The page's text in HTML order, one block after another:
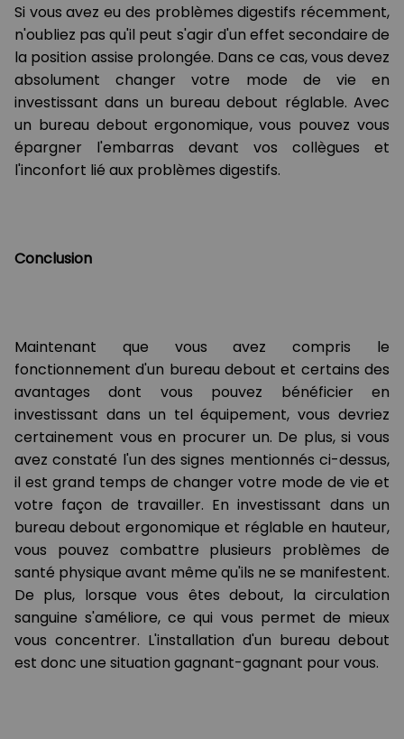
Si vous avez eu des problèmes digestifs récemment,
n'oubliez pas qu'il peut s'agir d'un effet secondaire de
la position assise prolongée. Dans ce cas, vous devez
absolument changer votre mode de vie en
investissant dans un bureau debout réglable. Avec
un bureau debout ergonomique, vous pouvez vous
épargner l'embarras devant vos collègues et
l'inconfort lié aux problèmes digestifs.
Conclusion
Maintenant que vous avez compris le
fonctionnement d'un bureau debout et certains des
avantages dont vous pouvez bénéficier en
investissant dans un tel équipement, vous devriez
certainement vous en procurer un. De plus, si vous
avez constaté l'un des signes mentionnés ci-dessus,
il est grand temps de changer votre mode de vie et
votre façon de travailler. En investissant dans un
bureau debout ergonomique et réglable en hauteur,
vous pouvez combattre plusieurs problèmes de
santé physique avant même qu'ils ne se manifestent.
De plus, lorsque vous êtes debout, la circulation
sanguine s'améliore, ce qui vous permet de mieux
vous concentrer. L'installation d'un bureau debout
est donc une situation gagnant-gagnant pour vous.